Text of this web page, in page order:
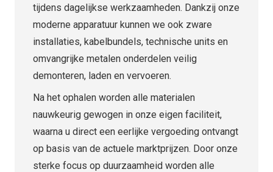
tijdens dagelijkse werkzaamheden. Dankzij onze
moderne apparatuur kunnen we ook zware
installaties, kabelbundels, technische units en
omvangrijke metalen onderdelen veilig
demonteren, laden en vervoeren.
Na het ophalen worden alle materialen
nauwkeurig gewogen in onze eigen faciliteit,
waarna u direct een eerlijke vergoeding ontvangt
op basis van de actuele marktprijzen. Door onze
sterke focus op duurzaamheid worden alle